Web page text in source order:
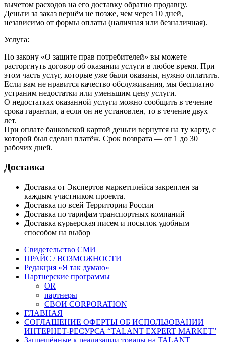
вычетом расходов на его доставку обратно продавцу.
Деньги за заказ вернём не позже, чем через 10 дней,
независимо от формы оплаты (наличная или безналичная).
Услуга:
По закону «О защите прав потребителей» вы можете
расторгнуть договор об оказании услуги в любое время. При
этом часть услуг, которые уже были оказаны, нужно оплатить.
Если вам не нравится качество обслуживания, мы бесплатно
устраним недостатки или уменьшим цену услуги.
О недостатках оказанной услуги можно сообщить в течение
срока гарантии, а если он не установлен, то в течение двух
лет.
При оплате банковской картой деньги вернутся на ту карту, с
которой был сделан платёж. Срок возврата — от 1 до 30
рабочих дней.
Доставка
Доставка от Экспертов маркетплейса закреплен за
каждым участником проекта.
Доставка по всей Территории России
Доставка по тарифам транспортных компаний
Доставка курьерская писем и посылок удобным
способом на выбор
Свидетельство СМИ
ПРАЙС / ВОЗМОЖНОСТИ
Редакция «Я так думаю»
Партнерские программы
OR
партнеры
СВОИ CORPORATION
ГЛАВНАЯ
СОГЛАШЕНИЕ ОФЕРТЫ ОБ ИСПОЛЬЗОВАНИИ
ИНТЕРНЕТ-РЕСУРСА “TALANT EXPERT MARKET”
Запрещённые к реализации товары на TALANT